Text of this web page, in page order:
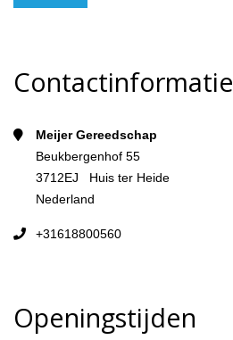
Contactinformatie
Meijer Gereedschap
Beukbergenhof 55
3712EJ Huis ter Heide
Nederland
+31618800560
Openingstijden